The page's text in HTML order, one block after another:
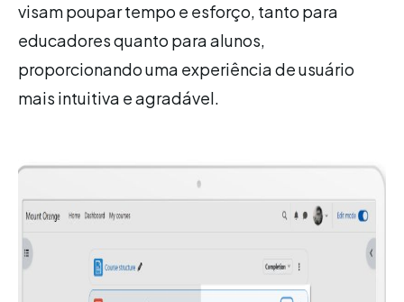
visam poupar tempo e esforço, tanto para
educadores quanto para alunos,
proporcionando uma experiência de usuário
mais intuitiva e agradável.